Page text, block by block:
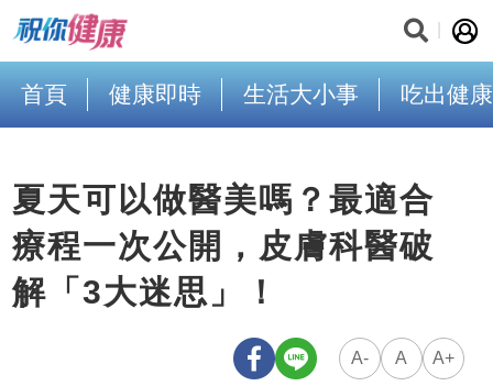
首頁 健康即時 生活大小事 吃出健康
夏天可以做醫美嗎？最適合
療程一次公開，皮膚科醫破
解「3大迷思」！
A- A A+